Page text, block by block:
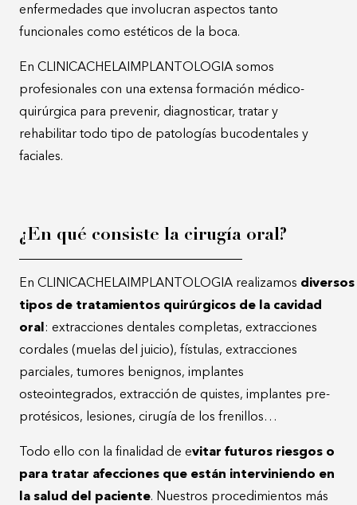
enfermedades que involucran aspectos tanto
funcionales como estéticos de la boca.
En CLINICACHELAIMPLANTOLOGIA somos
profesionales con una extensa formación médico-
quirúrgica para prevenir, diagnosticar, tratar y
rehabilitar todo tipo de patologías bucodentales y
faciales.
¿En qué consiste la cirugía oral?
En CLINICACHELAIMPLANTOLOGIA realizamos diversos
tipos de tratamientos quirúrgicos de la cavidad
oral : extracciones dentales completas, extracciones
cordales (muelas del juicio), fístulas, extracciones
parciales, tumores benignos, implantes
osteointegrados, extracción de quistes, implantes pre-
protésicos, lesiones, cirugía de los frenillos…
Todo ello con la finalidad de evitar futuros riesgos o
para tratar afecciones que están interviniendo en
la salud del paciente. Nuestros procedimientos más